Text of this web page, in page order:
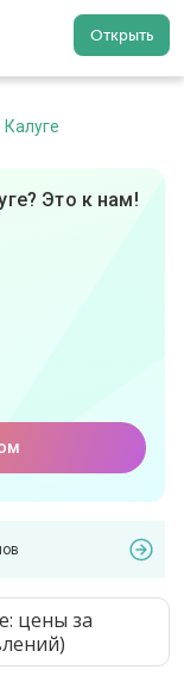
Открыть
Регистрация
Калуге
Это к нам!
цены за